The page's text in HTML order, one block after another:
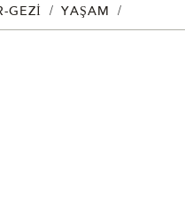
GEZI / YAŞAM /